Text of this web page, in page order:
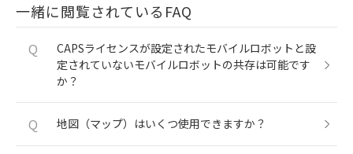
一緒に閲覧されているFAQ
Q
CAPSライセンスが設定されたモバイルロボットと設
定されていないモバイルロボットの共存は可能です
か？
Q 地図（マップ）はいくつ使用できますか？